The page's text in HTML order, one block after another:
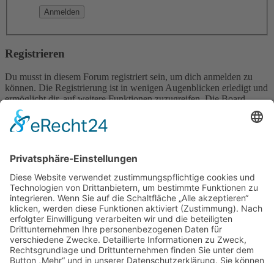
Registrieren
Du musst in diesem Forum registriert sein, um dich anmelden zu
können. Die Registrierung ist in wenigen Augenblicken erledigt und
ermöglicht dir, auf weitere Funktionen zuzugreifen. Die Board-
Administration kann registrierten Benutzern auch zusätzliche
Berechtigungen zuweisen. Beachte bitte unsere
Nutzungsbedingungen und die verwandten Regelungen, bevor du
wenn du dich in diesem Board bewegst.
Nutzungsbedingungen|Datenschutzerklärung
Registrieren
Foren-Übersicht
Alle Zeiten sindUTC+02:00
Alle Cookies löschen